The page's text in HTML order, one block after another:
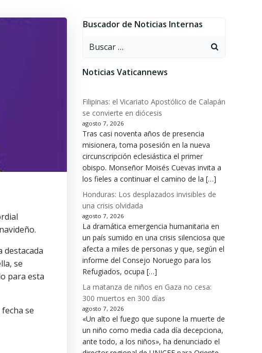
destacada
se
para esta
se
Buscador de Noticias Internas
Buscar:
Noticias Vaticannews
Filipinas: el Vicariato Apostólico de Calapán
se convierte en diócesis
agosto 7, 2026
Tras casi noventa años de presencia
misionera, toma posesión en la nueva
circunscripción eclesiástica el primer
obispo. Monseñor Moisés Cuevas invita a
los fieles a continuar el camino de la […]
Honduras: Los desplazados invisibles de
una crisis olvidada
agosto 7, 2026
La dramática emergencia humanitaria en
un país sumido en una crisis silenciosa que
afecta a miles de personas y que, según el
informe del Consejo Noruego para los
Refugiados, ocupa […]
La matanza de niños en Gaza no cesa:
300 muertos en 300 días
agosto 7, 2026
«Un alto el fuego que supone la muerte de
un niño como media cada día decepciona,
ante todo, a los niños», ha denunciado el